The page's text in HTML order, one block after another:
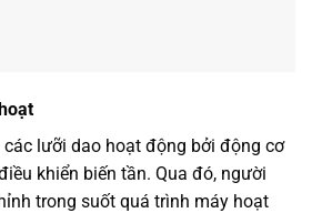
lưỡi dao hoạt động bởi động cơ
khiển biến tần. Qua đó, người
trong suốt quá trình máy hoạt